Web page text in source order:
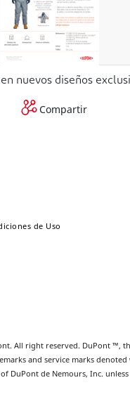
nuevos diseños
Compartir
de Uso
All right reserved. DuPont ™,
and service marks
DuPont de Nemours, Inc.